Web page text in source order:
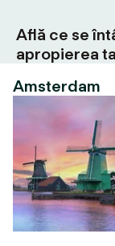
Află ce se
apropierea
Amsterdam